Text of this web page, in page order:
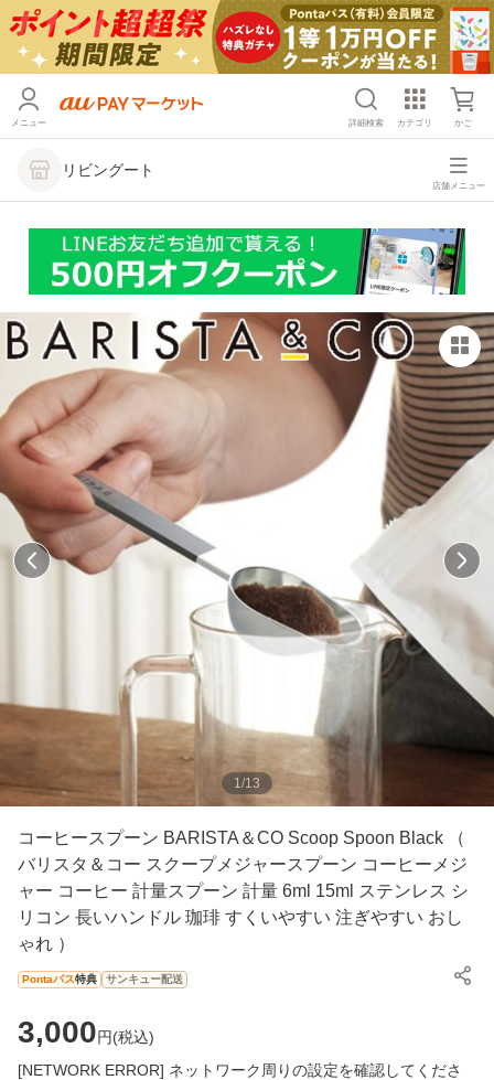
メニュー 詳細検索 カテゴリ かご
リビングート
店舗メニュー
1 /13
コーヒースプーン BARISTA＆CO Scoop Spoon Black （
バリスタ＆コー スクープメジャースプーン コーヒーメジ
ャー コーヒー 計量スプーン 計量 6ml 15ml ステンレス シ
リコン 長いハンドル 珈琲 すくいやすい 注ぎやすい おし
ゃれ ）
Pontaパス特典 サンキュー配送
3,000円(税込)
[NETWORK ERROR] ネットワーク周りの設定を確認してくださ